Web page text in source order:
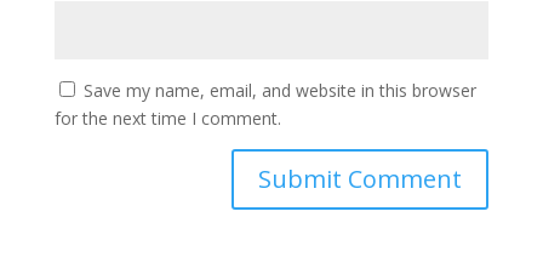
Save my name, email, and website in this browser
for the next time I comment.